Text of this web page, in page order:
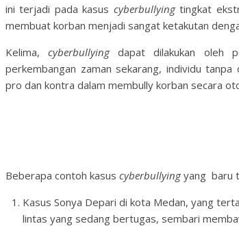
ini terjadi pada kasus cyberbullyingtingkat
membuat korban menjadi sangat ketakutan
Kelima,cyberbullyingdapat dilakukan oleh
perkembangan zaman sekarang, individu
pro dan kontra dalam membully korban secara
Beberapa contoh kasus cyberbullyingyang baru
Kasus Sonya Depari di kota Medan, yang
lintas yang sedang bertugas, sembari